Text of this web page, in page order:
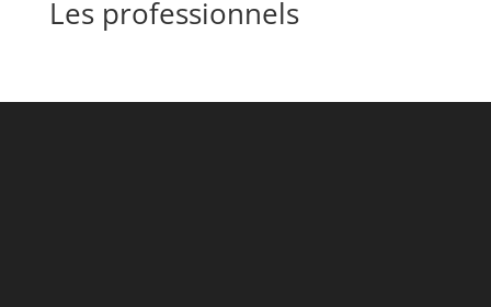
Les professionnels